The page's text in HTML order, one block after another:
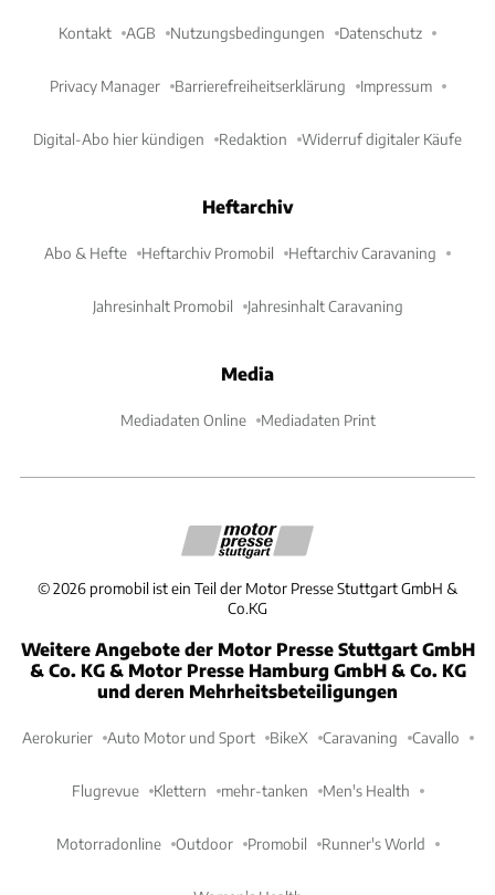
Kontakt AGB Nutzungsbedingungen Datenschutz
Privacy Manager Barrierefreiheitserklärung Impressum
Digital-Abo hier kündigen Redaktion Widerruf digitaler Käufe
Heftarchiv
Abo & Hefte Heftarchiv Promobil Heftarchiv Caravaning
Jahresinhalt Promobil Jahresinhalt Caravaning
Media
Mediadaten Online Mediadaten Print
©2026 promobil ist ein Teil der Motor Presse Stuttgart GmbH &
Co.KG
Weitere Angebote der Motor Presse Stuttgart GmbH
& Co. KG & Motor Presse Hamburg GmbH & Co. KG
und deren Mehrheitsbeteiligungen
Aerokurier Auto Motor und Sport BikeX Caravaning Cavallo
Flugrevue Klettern mehr-tanken Men's Health
Motorradonline Outdoor Promobil Runner's World